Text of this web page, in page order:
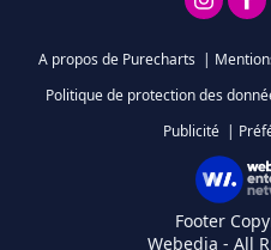
A propos de Purecharts |
Politique de protection des
Publicité |
Footer
Webedia - All